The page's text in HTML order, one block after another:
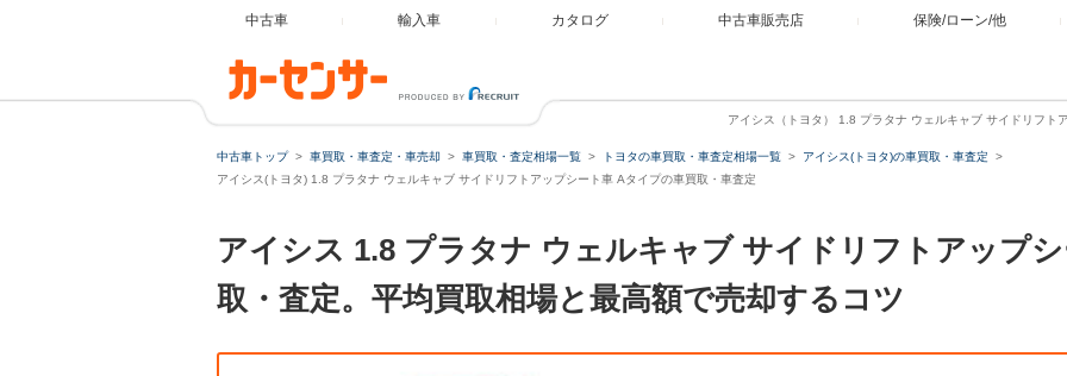
中古車 輸入車 カタログ 中古車販売店 保険/ローン/他
アイシス（トヨタ） 1.8 プラタナ ウェルキャブ サイドリフト
中古車トップ 車買取・車査定・車売却 車買取・査定相場一覧 トヨタの車買取・車査定相場一覧
アイシス(トヨタ)の車買取・車査定
アイシス(トヨタ) 1.8 プラタナ ウェルキャブ サイドリフトアップシート車 Aタイプの車買取・車査定
アイシス 1.8 プラタナ ウェルキャブ サイドリフトアップ
取・査定。平均買取相場と最高額で売却するコツ